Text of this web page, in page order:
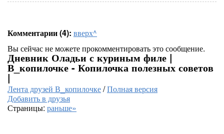
Комментарии (4): вверх^
Вы сейчас не можете прокомментировать это сообщение.
Дневник Оладьи с куриным филе |
В_копилочке - Копилочка полезных советов
|
Лента друзей В_копилочке/Полная версия
Добавить в друзья
Страницы: раньше»